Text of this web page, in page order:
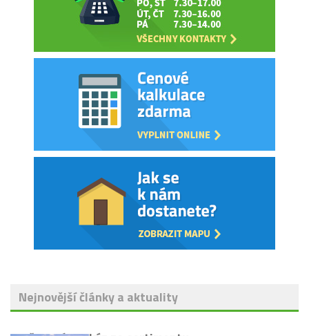
Nejnovější články a aktuality